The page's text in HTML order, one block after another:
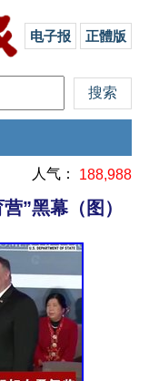
电子报 正體版
人气： 188,988
”黑幕（图）